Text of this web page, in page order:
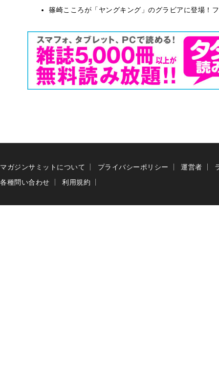
篠崎こころが「ヤングキング」のグラビアに登場！
マガジンサミットについて プライバシーポリシー 運営者
各種問い合わせ
利用規約